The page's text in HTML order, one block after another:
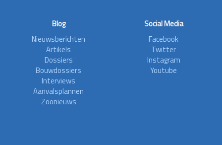
Blog
Nieuwsberichten
Artikels
Dossiers
Bouwdossiers
Interviews
Aanvalsplannen
Zoonieuws
Social Media
Facebook
Twitter
Instagram
Youtube